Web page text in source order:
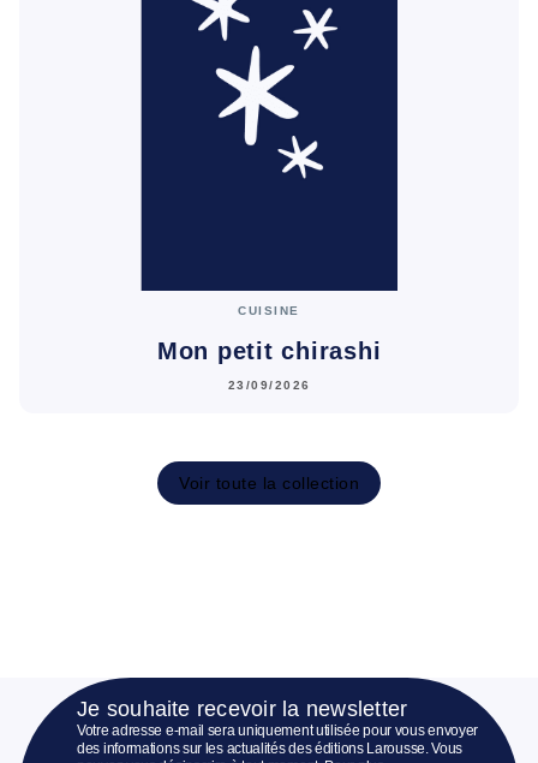
CUISINE
Mon petit chirashi
23/09/2026
Voir toute la collection
Je souhaite recevoir la newsletter
Votre adresse e-mail sera uniquement utilisée pour vous envoyer
des informations sur les actualités des éditions Larousse. Vous